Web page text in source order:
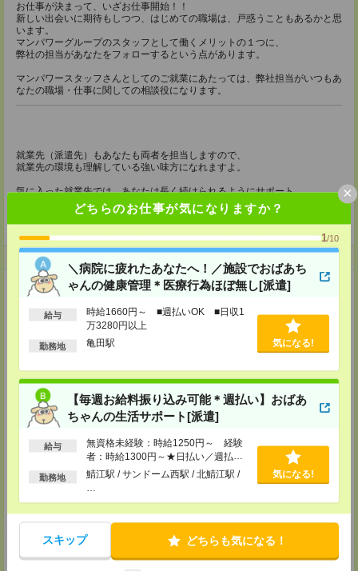
どちらのお仕事が気になりますか？
1/10
＼病院に疲れたあなたへ！／施設でおばあち
ゃんの健康管理＊医療行為ほぼ無し[派遣]
給与
時給1660円～ ■週払いOK ■日収1
万3280円以上
勤務地 亀田駅 気になる!
【毎週お給料振り込み可能＊週払い】おばあ
ちゃんの生活サポート[派遣]
給与
無資格未経験：時給1250円～ 経験
者：時給1300円～★日払い／週払い
制度あり（月払いも選べます）※稼働
勤務地
鯖江駅 / サンドーム西駅 / 北鯖江駅 /
気になる!
スキップ どちらも気になる！
×
お仕事が決まって、いざお仕事開始！！
新しい出会いに期待もしつつ、はじめての職場は、戸惑うこともあるかと思
います。
マンパワーグループのスタッフとして働くメリットの１つに、
弊社の担当があなたをフォローするという点があります。
マンパワースタッフさんとしてのご就業にあたっては、弊社担当がいつもあ
なたの職場・仕事に関しての相談役になります。
就業先（派遣先）もあなたも両者を担当しますので、
就業先の環境も理解している強い味方になれますよ。
気に入った就業先では、あなたは長く続けられるようにサポート
困ったことがあれば、就業先との間に立って解決に向けて調整をしたり
お電話やメール・対面など あなたに合ったツールでコミュニケーションを
とってまいります！
登録について
【電話登録】
来社不要！30分程度のお電話で登録が完了いたします。
★登録に際しての予約・来社は不要です★
(1)WEB応募の場合
ご応募頂いた後、案内メールをお送りしますので
内容をご確認ください。
(2)電話応募の場合
お時間のあるときにお電話にてご応募いただければ
その場で登録も可能です。
【電話登録】
弊社HPよりマイページ作成をお願いします
電話での登録の際に、マイページ作成をいただいた旨をお伝えください。
所要時間
・経験やご希望などをインタビュー